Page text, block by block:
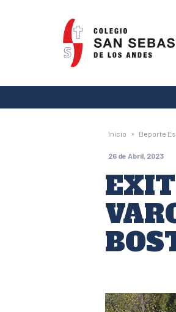
Colegio
San
Sebastián
de
Los
AndesInicio » Deporte
26 de Abril, 2023